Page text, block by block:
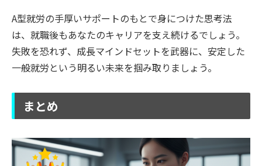
A型就労の手厚いサポートのもとで身につけた思考法
は、就職後もあなたのキャリアを支え続けるでしょう。
失敗を恐れず、成長マインドセットを武器に、安定した
一般就労という明るい未来を掴み取りましょう。
まとめ